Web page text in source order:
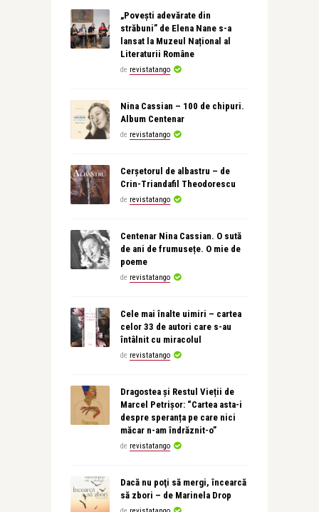
„Povești adevărate din
străbuni” de Elena Nane s-a
lansat la Muzeul Național al
Literaturii Române
de revistatango
Nina Cassian – 100 de chipuri.
Album Centenar
de revistatango
Cerșetorul de albastru – de
Crin-Triandafil Theodorescu
de revistatango
Centenar Nina Cassian. O sută
de ani de frumusețe. O mie de
poeme
de revistatango
Cele mai înalte uimiri – cartea
celor 33 de autori care s-au
întâlnit cu miracolul
de revistatango
Dragostea și Restul Vieții de
Marcel Petrișor: “Cartea asta-i
despre speranța pe care nici
măcar n-am îndrăznit-o”
de revistatango
Dacă nu poţi să mergi, încearcă
să zbori – de Marinela Drop